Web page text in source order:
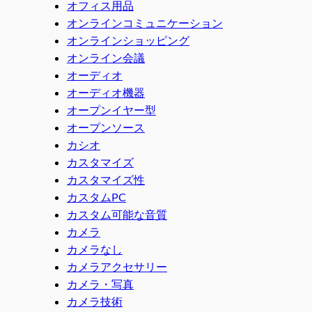
オフィス用品
オンラインコミュニケーション
オンラインショッピング
オンライン会議
オーディオ
オーディオ機器
オープンイヤー型
オープンソース
カシオ
カスタマイズ
カスタマイズ性
カスタムPC
カスタム可能な音質
カメラ
カメラなし
カメラアクセサリー
カメラ・写真
カメラ技術